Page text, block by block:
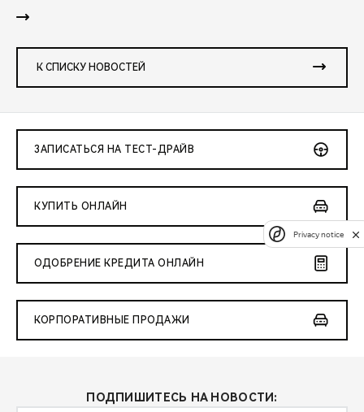
К СПИСКУ НОВОСТЕЙ
ЗАПИСАТЬСЯ НА ТЕСТ-ДРАЙВ
КУПИТЬ ОНЛАЙН
ОДОБРЕНИЕ КРЕДИТА ОНЛАЙН
КОРПОРАТИВНЫЕ ПРОДАЖИ
ПОДПИШИТЕСЬ НА НОВОСТИ:
Privacy notice